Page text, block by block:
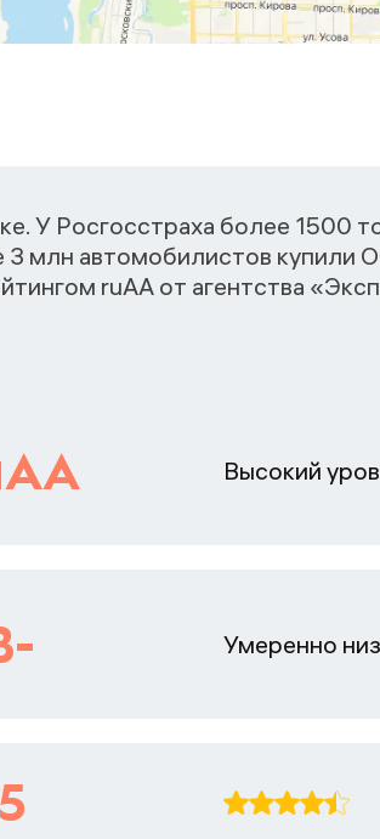
У Росгосстраха более 1500
3 млн автомобилистов купили
ruАА от агентства
Высокий
Умеренно